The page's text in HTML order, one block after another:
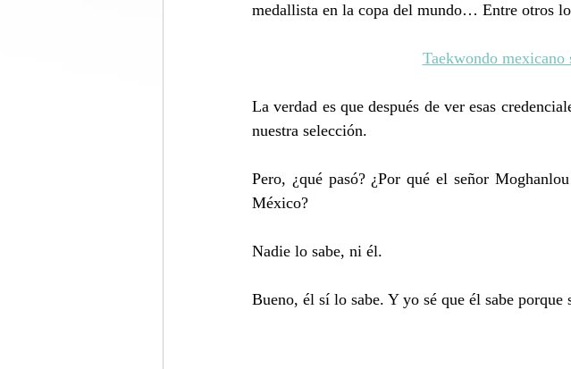
medallista en la copa del mundo… Entre otros
Taekwondo mexicano
La verdad es que después de ver esas
nuestra selección.
Pero, ¿qué pasó? ¿Por qué el señor
México?
Nadie lo sabe, ni él.
Bueno, él sí lo sabe. Y yo sé que él sabe porque